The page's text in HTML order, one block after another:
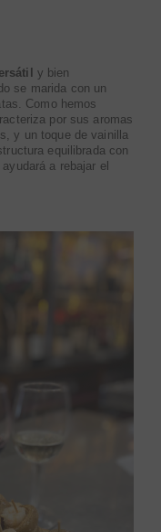
y bien
se marida con un
Como hemos
por sus aromas
y un toque de vainilla
equilibrada con
a rebajar el